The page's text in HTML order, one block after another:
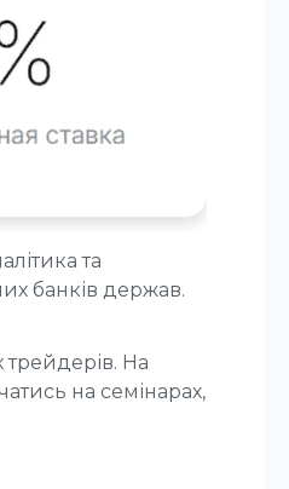
та
банків держав.
трейдерів. На
на семінарах,